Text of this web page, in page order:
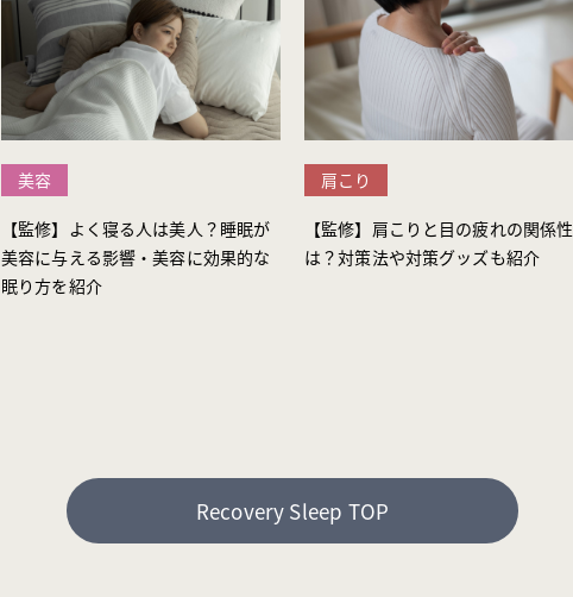
美容
【監修】よく寝る人は美人？睡眠が
美容に与える影響・美容に効果的な
眠り方を紹介
肩こり
【監修】肩こりと目の疲れの関係性
は？対策法や対策グッズも紹介
Recovery Sleep TOP